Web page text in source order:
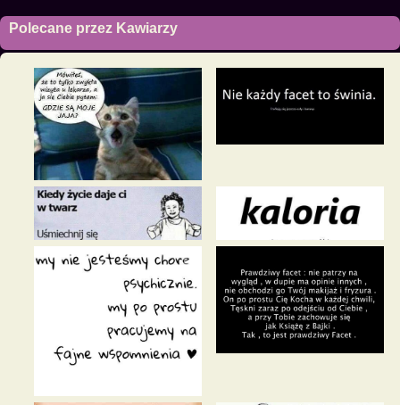
Polecane przez Kawiarzy